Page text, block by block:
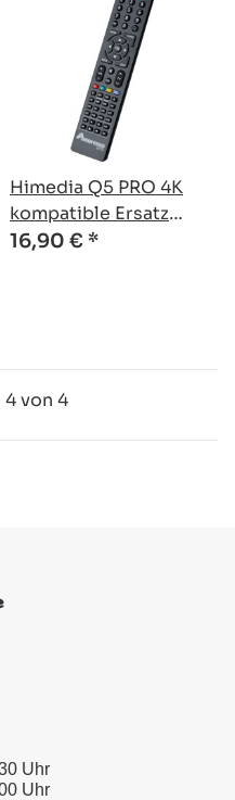
Himedia Q5 PRO 4K
kompatible Ersatz
Fernbedienung
16,90 € *
von 4
Uhr
Uhr